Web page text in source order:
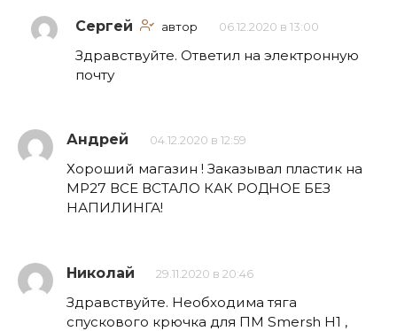
Сергей автор 06.12.2020 в 13:00
Здравствуйте. Ответил на электронную
почту
Андрей 04.12.2020 в 12:59
Хороший магазин ! Заказывал пластик на
МР27 ВСЕ ВСТАЛО КАК РОДНОЕ БЕЗ
НАПИЛИНГА!
Николай 29.11.2020 в 20:46
Здравствуйте. Необходима тяга
спускового крючка для ПМ Smersh H1 ,